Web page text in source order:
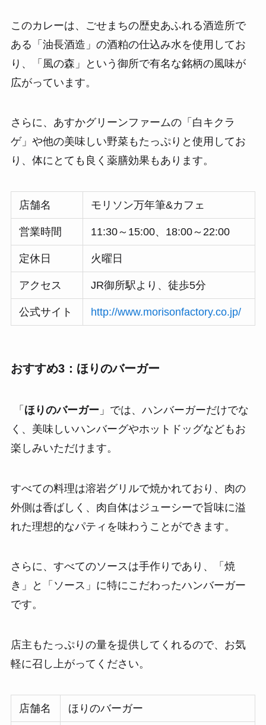
このカレーは、ごせまちの歴史あふれる酒造所で
ある「油長酒造」の酒粕の仕込み水を使用してお
り、「風の森」という御所で有名な銘柄の風味が
広がっています。
さらに、あすかグリーンファームの「白キクラ
ゲ」や他の美味しい野菜もたっぷりと使用してお
り、体にとても良く薬膳効果もあります。
店舗名 モリソン万年筆&カフェ
営業時間 11:30～15:00、18:00～22:00
定休日 火曜日
アクセス JR御所駅より、徒歩5分
公式サイト http://www.morisonfactory.co.jp/
おすすめ3：ほりのバーガー
「 ほりのバーガー」では、ハンバーガーだけでな
く、美味しいハンバーグやホットドッグなどもお
楽しみいただけます。
すべての料理は溶岩グリルで焼かれており、肉の
外側は香ばしく、肉自体はジューシーで旨味に溢
れた理想的なパティを味わうことができます。
さらに、すべてのソースは手作りであり、「焼
き」と「ソース」に特にこだわったハンバーガー
です。
店主もたっぷりの量を提供してくれるので、お気
軽に召し上がってください。
店舗名 ほりのバーガー